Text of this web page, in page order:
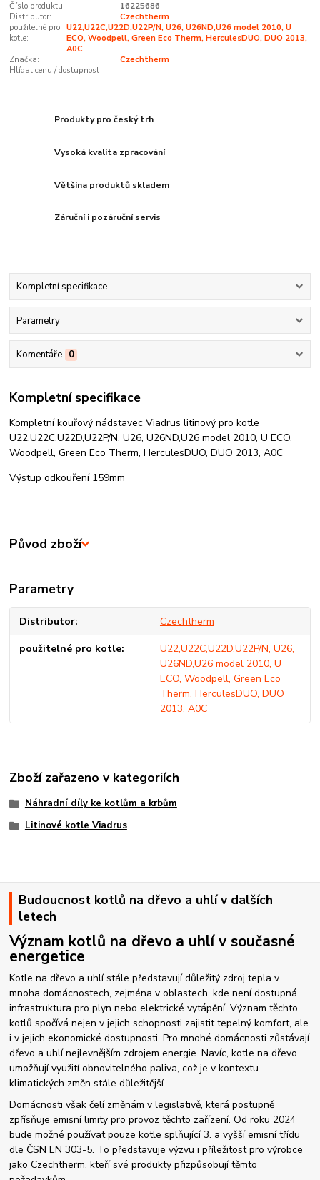
Číslo produktu:
16225686
Distributor:
Czechtherm
použitelné pro
kotle:
U22,U22C,U22D,U22P/N, U26, U26ND,U26 model 2010, U
ECO, Woodpell, Green Eco Therm, HerculesDUO, DUO 2013,
A0C
Značka:
Czechtherm
Hlídat cenu / dostupnost
Produkty pro český trh
Vysoká kvalita zpracování
Většina produktů skladem
Záruční i pozáruční servis
Kompletní specifikace
Parametry
Komentáře 0
Kompletní specifikace
Kompletní kouřový nádstavec Viadrus litinový pro kotle
U22,U22C,U22D,U22P/N, U26, U26ND,U26 model 2010, U ECO,
Woodpell, Green Eco Therm, HerculesDUO, DUO 2013, A0C
Výstup odkouření 159mm
Původ zboží
Parametry
Distributor Czechtherm
použitelné pro kotle
U22,U22C,U22D,U22P/N, U26,
U26ND,U26 model 2010, U
ECO, Woodpell, Green Eco
Therm, HerculesDUO, DUO
2013, A0C
Zboží zařazeno v kategoriích
Náhradní díly ke kotlům a krbům
Litinové kotle Viadrus
Budoucnost kotlů na dřevo a uhlí v dalších
letech
Význam kotlů na dřevo a uhlí v současné
energetice
Kotle na dřevo a uhlí stále představují důležitý zdroj tepla v
mnoha domácnostech, zejména v oblastech, kde není dostupná
infrastruktura pro plyn nebo elektrické vytápění. Význam těchto
kotlů spočívá nejen v jejich schopnosti zajistit tepelný komfort, ale
i v jejich ekonomické dostupnosti. Pro mnohé domácnosti zůstávají
dřevo a uhlí nejlevnějším zdrojem energie. Navíc, kotle na dřevo
umožňují využití obnovitelného paliva, což je v kontextu
klimatických změn stále důležitější.
Domácnosti však čelí změnám v legislativě, která postupně
zpřísňuje emisní limity pro provoz těchto zařízení. Od roku 2024
bude možné používat pouze kotle splňující 3. a vyšší emisní třídu
dle ČSN EN 303-5. To představuje výzvu i příležitost pro výrobce
jako Czechtherm, kteří své produkty přizpůsobují těmto